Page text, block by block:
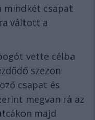
mindkét csapat
váltott a
vette célba
szezon
csapat és
megvan rá az
majd